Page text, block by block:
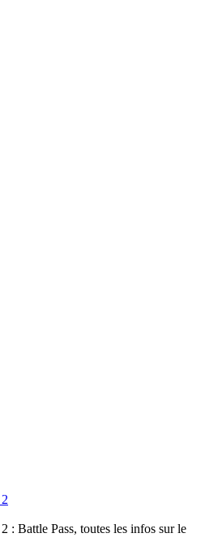
: Battle Pass, toutes les infos sur le